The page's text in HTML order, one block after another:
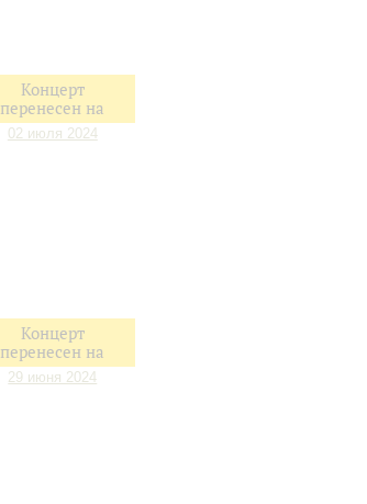
Концерт
перенесен на
02 июля 2024
Концерт
перенесен на
29 июня 2024